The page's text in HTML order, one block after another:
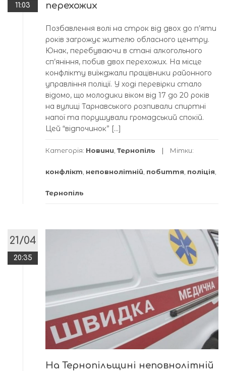
11:03
перехожих
Позбавлення волі на строк від двох до п’яти
років загрожує жителю обласного центру.
Юнак, перебуваючи в стані алкогольного
сп’яніння, побив двох перехожих. На місце
конфлікту виїжджали працівники районного
управління поліції. У ході перевірки стало
відомо, що молодики віком від 17 до 20 років
на вулиці Тарнавського розпивали спиртні
напої та порушували громадський спокій.
Цей “відпочинок” […]
Категорія: Новини, Тернопіль Мітки:
конфлікт, неповнолітній, побиття, поліція,
Тернопіль
21/04
20:35
На Тернопільщині неповнолітній